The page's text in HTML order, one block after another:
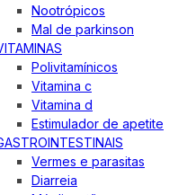
Nootrópicos
Mal de parkinson
Polivitamínicos
Vitamina c
Vitamina d
Estimulador de apetite
Vermes e parasitas
Diarreia